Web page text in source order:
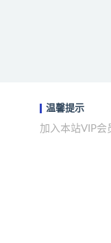
温馨提示
加入本站VIP会